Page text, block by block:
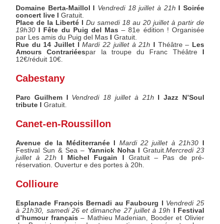
Domaine Berta-Maillol I Vendredi 18 juillet à 21h
Soirée
concert live
Gratuit.
Place de la Liberté IDu samedi 18 au 20 juillet à partir de
19h30
Fête du Puig del Mas– 81e édition ! Organisée
par Les amis du Puig del Mas
Gratuit.
Rue du 14 Juillet IMardi 22 juillet à 21h Théâtre – Les
Amours Contrariéespar la troupe du Franc Théâtre
12€/réduit 10€.
Cabestany
Parc Guilhem I Vendredi 18 juillet à 21h I Jazz N’Soul
tribute I
Gratuit.
Canet-en-Roussillon
Avenue de la Méditerranée I Mardi 22 juillet à 21h30
Festival Sun & Sea – Yannick Noha I Gratuit.Mercredi 23
juillet à 21h I Michel Fugain I Gratuit – Pas de pré-
réservation. Ouvertur e des portes à 20h.
Collioure
Esplanade François Bernadi au Faubourg I Vendredi 25
à 21h30, samedi 26 et dimanche 27 juillet à 19h
I Festival
d’humour français– Mathieu Madenian, Booder et Olivier